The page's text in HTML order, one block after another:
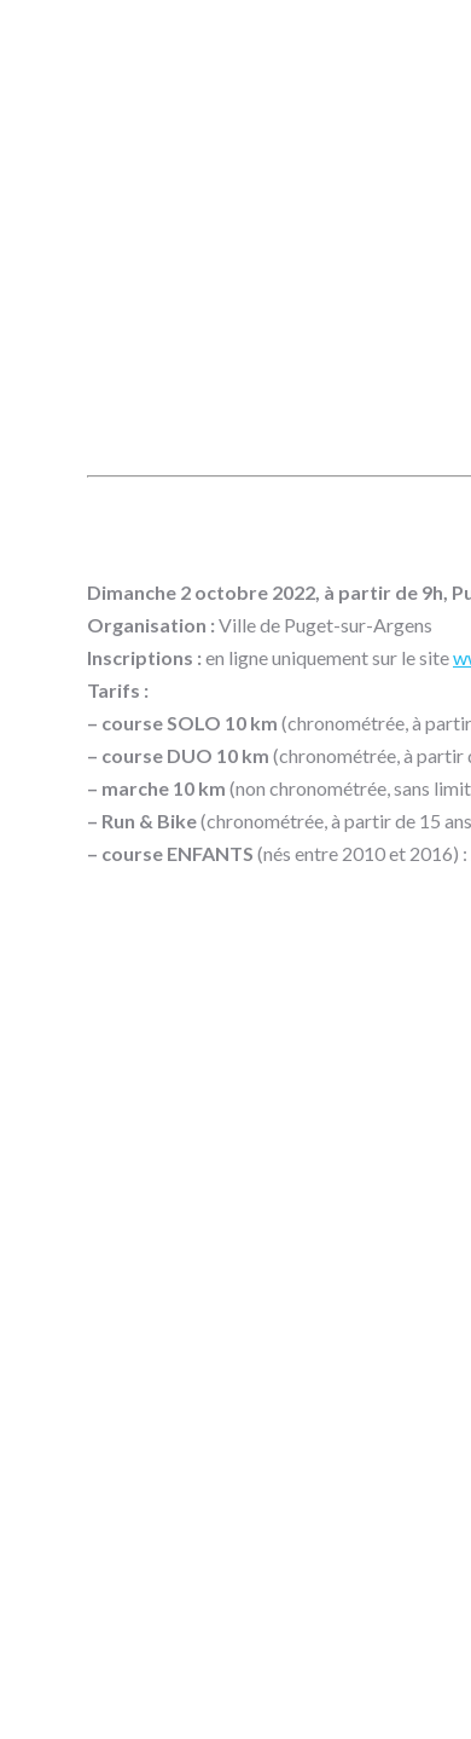
Dimanche 2 octobre 2022, à partir de 9h,
Organisation : Ville de Puget-sur-Argens
Inscriptions : en ligne uniquement sur le site
Tarifs :
– course SOLO 10 km (chronométrée, à partir
– course DUO 10 km (chronométrée, à partir
– marche 10 km (non chronométrée, sans
– Run & Bike(chronométrée, à partir de 15
– course ENFANTS (nés entre 2010 et 2016) :